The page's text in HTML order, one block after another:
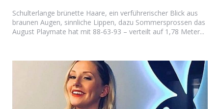
Schulterlange brünette Haare, ein verführerischer Blick aus
braunen Augen, sinnliche Lippen, dazu Sommersprossen das
August Playmate hat mit 88-63-93 – verteilt auf 1,78 Meter...